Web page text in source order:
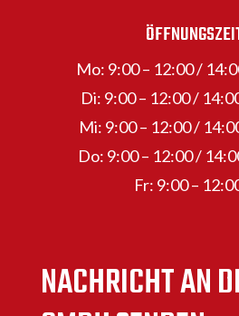
Mo: 9:00 – 12:00 /
Di: 9:00 – 12:00 /
Mi: 9:00 – 12:00 /
Do: 9:00 – 12:00 /
Fr: 9:00 –
NACHRICHT AN